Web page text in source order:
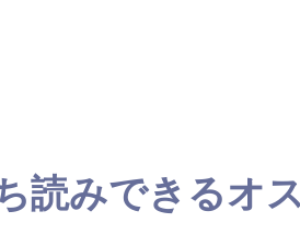
読みできるオ